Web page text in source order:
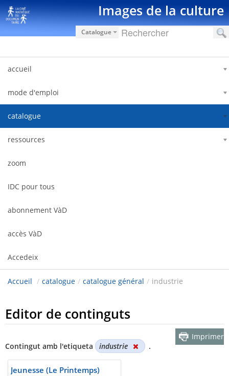
Salta al contigut Images de la culture
Catalogue
accueil
mode d'emploi
catalogue
ressources
zoom
IDC pour tous
abonnement VàD
accès VàD
Accedeix
Accueil / catalogue / catalogue général / industrie
Editor de continguts
Contingut amb l'etiqueta industrie .
Imprimer
Jeunesse (Le Printemps)